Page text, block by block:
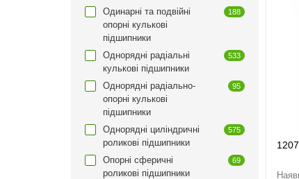
Одинарні та подвійні
опорні кулькові
підшипники
188
Однорядні радіальні
кулькові підшипники
533
Однорядні радіально-
опорні кулькові
підшипники
95
Однорядні циліндричні
роликові підшипники
575
Опорні сферичні
роликові підшипники
69